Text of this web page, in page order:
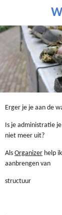
naar
hoofdinhoud
Erger je je aan de
Is je administratie
niet meer uit?
Als Organizer help
aanbrengen van
structuur